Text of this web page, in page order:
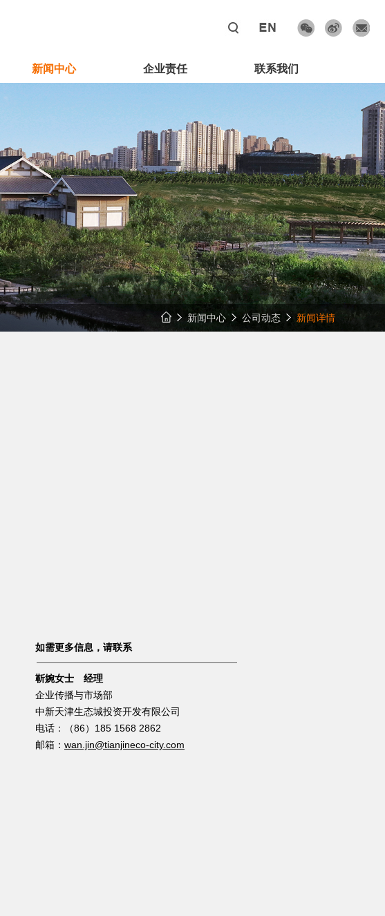
新闻中心 企业责任 联系我们
新闻中心 公司动态 新闻详情
如需更多信息，请联系
靳婉女士 经理
企业传播与市场部
中新天津生态城投资开发有限公司
电话：（86）185 1568 2862
邮箱： wan.jin@tianjineco-city.com